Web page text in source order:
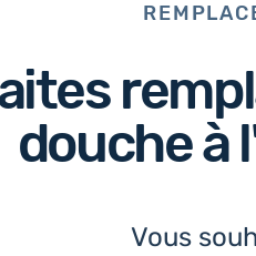
douche à
Vous